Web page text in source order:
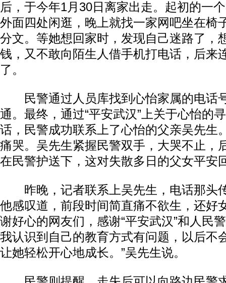
后，于今年1月30日离家出走。起初的一
外面四处闲逛，晚上就找一家网吧坐在椅
分文。等她想回家时，发现自己迷路了，
钱，又不敢向陌生人借手机打电话，后来
了。
民警通过人员库找到心怡家属的电话
通。最终，通过“平安武汉”上关于心怡的
话，民警成功联系上了心怡的父亲吴先生
痛哭。吴先生紧握民警双手，大哭不止，
在民警护送下，这对失散多日的父女平安
昨晚，记者联系上吴先生，电话那头
他感叹道，前段时间简直痛不欲生，还好
谢好心的网友们，感谢“平安武汉”和人民
我认识到自己的教育方式有问题，以后不
让她轻松开心地成长。”吴先生说。